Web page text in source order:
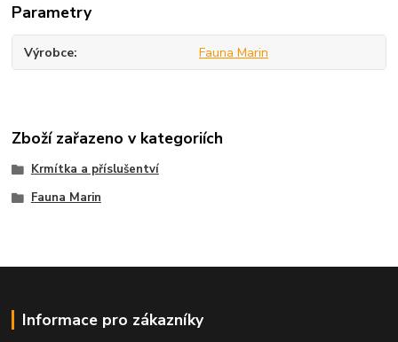
Parametry
Výrobce Fauna Marin
Zboží zařazeno v kategoriích
Krmítka a příslušentví
Fauna Marin
Informace pro zákazníky